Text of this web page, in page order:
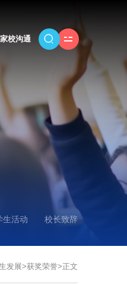
家校沟通
生活动 校长致辞
发展>获奖荣誉>正文